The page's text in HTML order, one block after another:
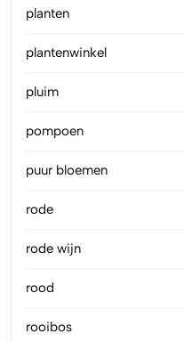
planten
plantenwinkel
pluim
pompoen
puur bloemen
rode
rode wijn
rood
rooibos